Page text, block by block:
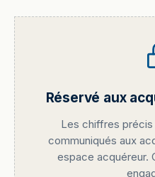
Réservé aux
Les chiffres
communiqués aux
espace acquéreur.